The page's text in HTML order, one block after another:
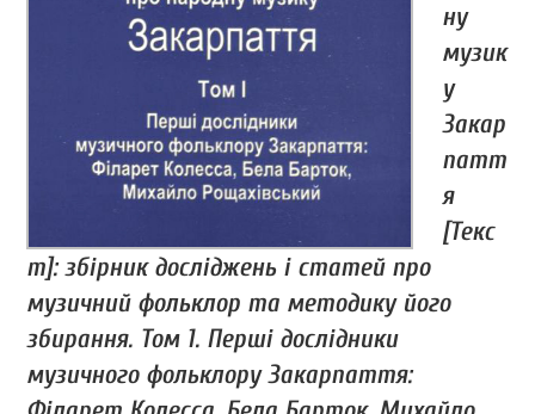
ну
музик
у
Закар
патт
я
[Текс
т]: збірник досліджень і статей про
музичний фольклор та методику його
збирання. Том 1. Перші дослідники
музичного фольклору Закарпаття: